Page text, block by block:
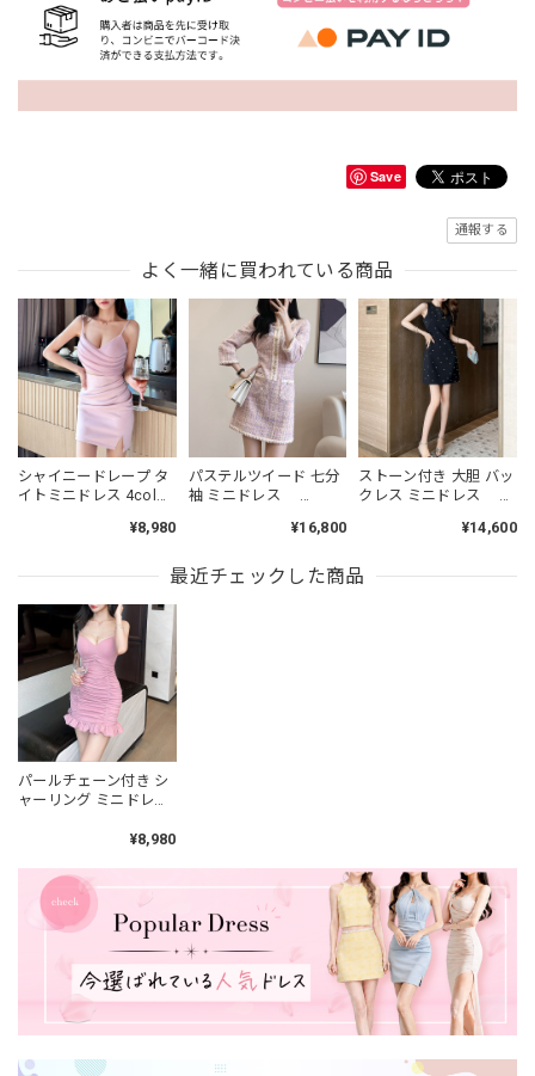
Save
通報する
よく一緒に買われている商品
シャイニードレープ タ
イトミニドレス 4col
¥8,980
パステルツイード 七分
袖 ミニドレス
¥16,800
ストーン付き 大胆 バッ
クレス ミニドレス
¥14,600
最近チェックした商品
パールチェーン付き シ
ャーリング ミニドレス
¥8,980